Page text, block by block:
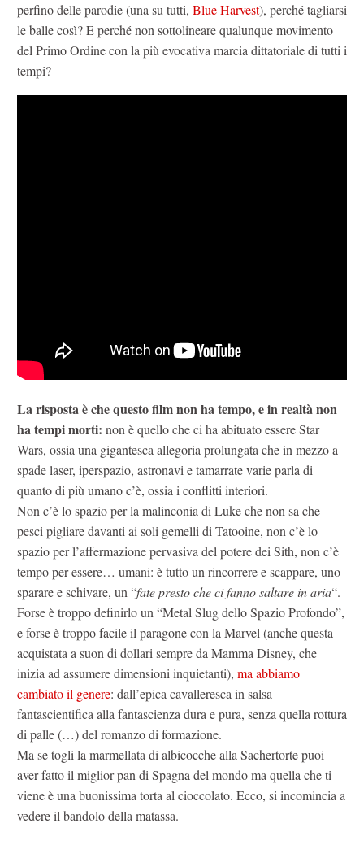
perfino delle parodie (una su tutti, Blue Harvest), perché tagliarsi
le balle così? E perché non sottolineare qualunque movimento
del Primo Ordine con la più evocativa marcia dittatoriale di tutti i
tempi?
La risposta è che questo film non ha tempo, e in realtà non
ha tempi morti: non è quello che ci ha abituato essere Star
Wars, ossia una gigantesca allegoria prolungata che in mezzo a
spade laser, iperspazio, astronavi e tamarrate varie parla di
quanto di più umano c’è, ossia i conflitti interiori.
Non c’è lo spazio per la malinconia di Luke che non sa che
pesci pigliare davanti ai soli gemelli di Tatooine, non c’è lo
spazio per l’affermazione pervasiva del potere dei Sith, non c’è
tempo per essere… umani: è tutto un rincorrere e scappare, uno
sparare e schivare, un “fate presto che ci fanno saltare in aria“.
Forse è troppo definirlo un “Metal Slug dello Spazio Profondo”,
e forse è troppo facile il paragone con la Marvel (anche questa
acquistata a suon di dollari sempre da Mamma Disney, che
inizia ad assumere dimensioni inquietanti), ma abbiamo
cambiato il genere: dall’epica cavalleresca in salsa
fantascientifica alla fantascienza dura e pura, senza quella rottura
di palle (…) del romanzo di formazione.
Ma se togli la marmellata di albicocche alla Sachertorte puoi
aver fatto il miglior pan di Spagna del mondo ma quella che ti
viene è una buonissima torta al cioccolato. Ecco, si incomincia a
vedere il bandolo della matassa.